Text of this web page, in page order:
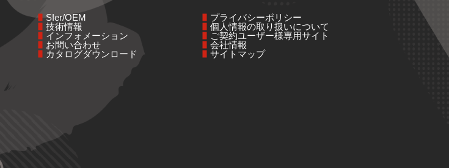
SIer/OEM
技術情報
インフォメーション
お問い合わせ
カタログダウンロード
プライバシーポリシー
個人情報の取り扱いについて
ご契約ユーザー様専用サイト
会社情報
サイトマップ